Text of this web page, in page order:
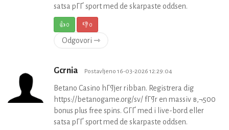
satsa pГҐ sport med de skarpaste oddsen.
👍0 👎0
Odgovori ⇾
Gcrnia Postavljeno 16-03-2026 12:29:04
Betano Casino hГ¶jer ribban. Registrera dig
https://betanogame.org/sv/ fГ¶r en massiv в‚¬500
bonus plus free spins. GГҐ med i live-bord eller
satsa pГҐ sport med de skarpaste oddsen.